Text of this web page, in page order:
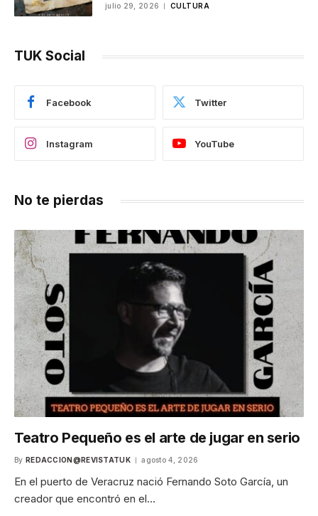
julio 29, 2026 CULTURA
TUK Social
Facebook Twitter
Instagram YouTube
No te pierdas
Teatro Pequeño es el arte de jugar en serio
By REDACCION@REVISTATUK agosto 4, 2026
En el puerto de Veracruz nació Fernando Soto García, un
creador que encontró en el…